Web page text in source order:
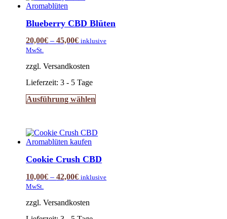
Optionen
auf
Blueberry CBD Blüten
20,00€ –45,00€ inklusive
MwSt.
zzgl. Versandkosten
Lieferzeit:3 - 5 Tage
Ausführung wählen
Varianten
Optionen
auf
Cookie Crush CBD
10,00€ –42,00€ inklusive
MwSt.
zzgl. Versandkosten